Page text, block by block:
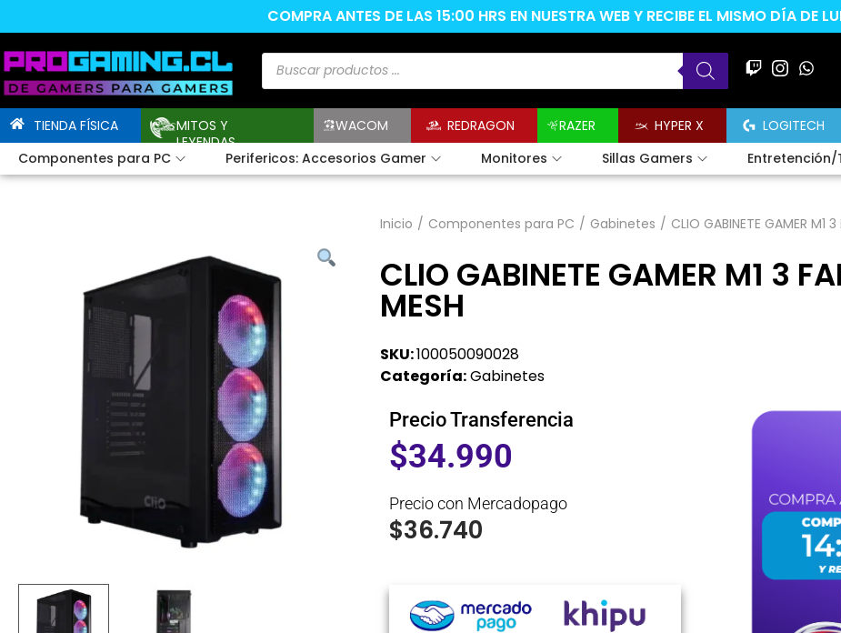
COMPRA ANTES DE LAS 15:00 HRS EN NUESTRA WEB Y RECIBE EL MISMO DÍA DE
TIENDA FÍSICA
MITOS Y
LEYENDAS
WACOM REDRAGON RAZER HYPER X LOGITECH
Componentes para PC
Perifericos: Accesorios Gamer Monitores Sillas Gamers Entretención/
Inicio / Componentes para PC / Gabinetes / CLIO GABINETE GAMER M1 3
CLIO GABINETE GAMER M1 3
MESH
SKU:100050090028
Categoría:Gabinetes
Precio Transferencia
$34.990
Precio con Mercadopago
$36.740